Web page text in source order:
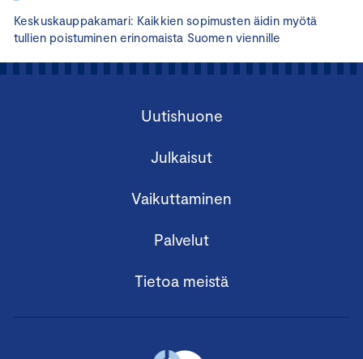
Keskuskauppakamari: Kaikkien sopimusten äidin myötä
tullien poistuminen erinomaista Suomen viennille
Uutishuone
Julkaisut
Vaikuttaminen
Palvelut
Tietoa meistä